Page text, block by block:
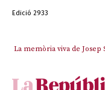
Edició 2933
La memòria viva de Josep
La “dignitat” a mitges de